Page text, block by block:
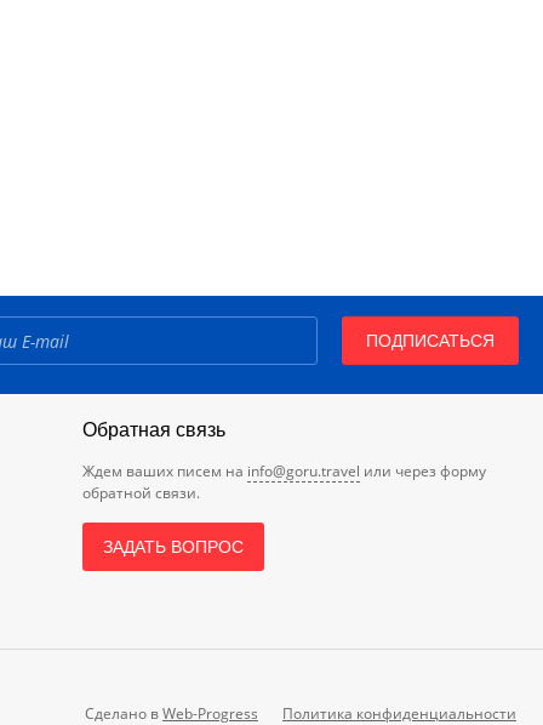
ПОДПИСАТЬСЯ
Обратная связь
Ждем ваших писем на info@goru.travel или через форму
обратной связи.
ЗАДАТЬ ВОПРОС
Сделано вWeb-Progress Политика конфиденциальности